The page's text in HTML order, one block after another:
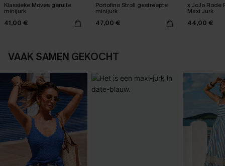
Klassieke Moves geruite
minijurk
41,00 €
Portofino Stroll gestreepte
minijurk
47,00 €
x JoJo Rode
Maxi Jurk
44,00 €
VAAK SAMEN GEKOCHT